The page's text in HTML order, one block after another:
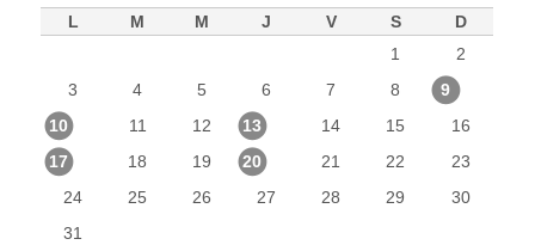
L M M J V S
D
1
2
3
4 5 6 7 8
9
10
11 12 13 14 15
16
17
18 19 20 21 22
23
24
25 26 27 28 29
30
31